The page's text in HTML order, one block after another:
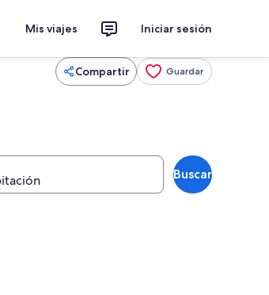
Mis viajes Iniciar sesión
Compartir Guardar
Buscar